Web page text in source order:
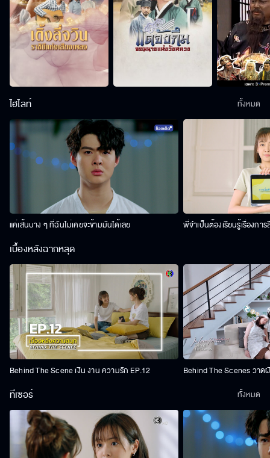
ไฮไลท์
แค่เส้นบาง ๆ ที่ฉันไม่เคยจะข้ามมันได้เลย พี่จำเป็นต้องเรียนรู้เรื่องการ
ทั้งหมด
เบื้องหลังฉากหลุด
Behind The Scene เงิน งาน ความรัก EP.12 Behind The Scenes วาด
ทีเซอร์ ทั้งหมด